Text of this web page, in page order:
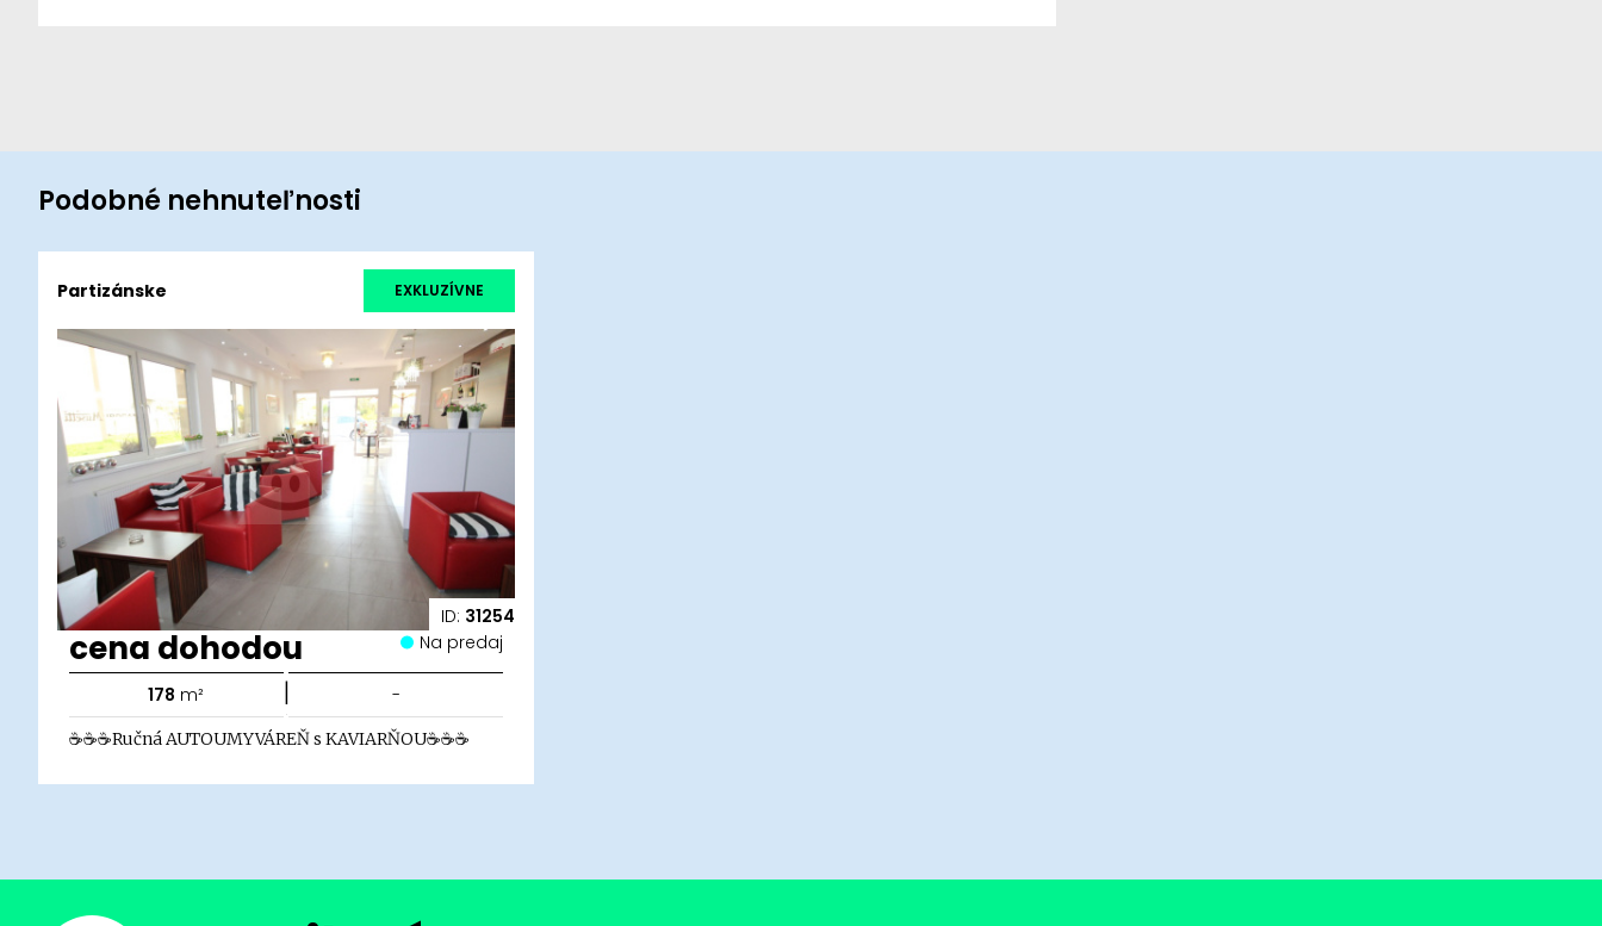
Podobné nehnuteľnosti
ID: 31254
Partizánske EXKLUZÍVNE
cena dohodou Na predaj
178 m² | -
☕☕☕Ručná AUTOUMYVÁREŇ s KAVIARŇOU☕☕☕